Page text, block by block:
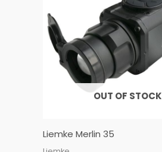
OUT OF STOCK
Liemke Merlin 35